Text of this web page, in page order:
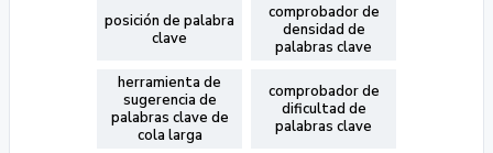
posición de palabra
clave
comprobador de
densidad de
palabras clave
herramienta de
sugerencia de
palabras clave de
cola larga
comprobador de
dificultad de
palabras clave